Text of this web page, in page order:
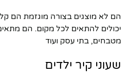
הם לא מוצגים בצורה מוגזמת הם
יכולים להתאים לכל מקום. הם
מטבחים, בתי עסק ועוד
שעוני קיר ילדים